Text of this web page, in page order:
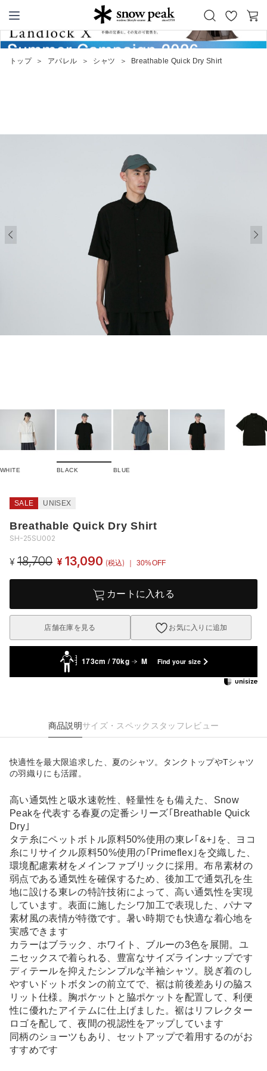
Snow Peak
お
気
カ
ー
トップ ＞ アパレル ＞ シャツ ＞ Breathable Quick Dry Shirt
WHITE BLACK BLUE
SALE UNISEX
Breathable Quick Dry Shirt
SH-25SU002
¥ 18,700 ¥ 13,090 (税込) ｜ 30%OFF
カートに入れる
店舗在庫を見る お気に入りに追加
173cm / 70kg M Find your size
商品説明サイズ・スペック スタッフレビュー
快適性を最大限追求した、夏のシャツ。タンクトップやTシャツ
の羽織りにも活躍。
高い通気性と吸水速乾性、軽量性をも備えた、Snow
Peakを代表する春夏の定番シリーズ｢Breathable Quick
Dry｣
タテ糸にペットボトル原料50%使用の東レ｢&+｣を、ヨコ
糸にリサイクル原料50%使用の｢Primeflex｣を交織した、
環境配慮素材をメインファブリックに採用。布帛素材の
弱点である通気性を確保するため、後加工で通気孔を生
地に設ける東レの特許技術によって、高い通気性を実現
しています。表面に施したシワ加工で表現した、パナマ
素材風の表情が特徴です。暑い時期でも快適な着心地を
実感できます
カラーはブラック、ホワイト、ブルーの3色を展開。ユ
ニセックスで着られる、豊富なサイズラインナップです
ディテールを抑えたシンプルな半袖シャツ。脱ぎ着のし
やすいドットボタンの前立てで、裾は前後差ありの脇ス
リット仕様。胸ポケットと脇ポケットを配置して、利便
性に優れたアイテムに仕上げました。裾はリフレクター
ロゴを配して、夜間の視認性をアップしています
同柄のショーツもあり、セットアップで着用するのがお
すすめです